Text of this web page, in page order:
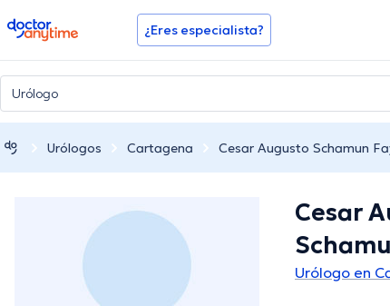
doctoranytime ¿Eres especialista?
Urólogos Cartagena Cesar Augusto Schamun
Cesar
Urólogo en